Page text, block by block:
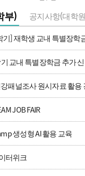
부) 공지사항(대학
학금 신
교내 특별장학금 추가
패널조사 원시자료 활용
JOB FAIR
생성형 AI 활용 교육
터위크